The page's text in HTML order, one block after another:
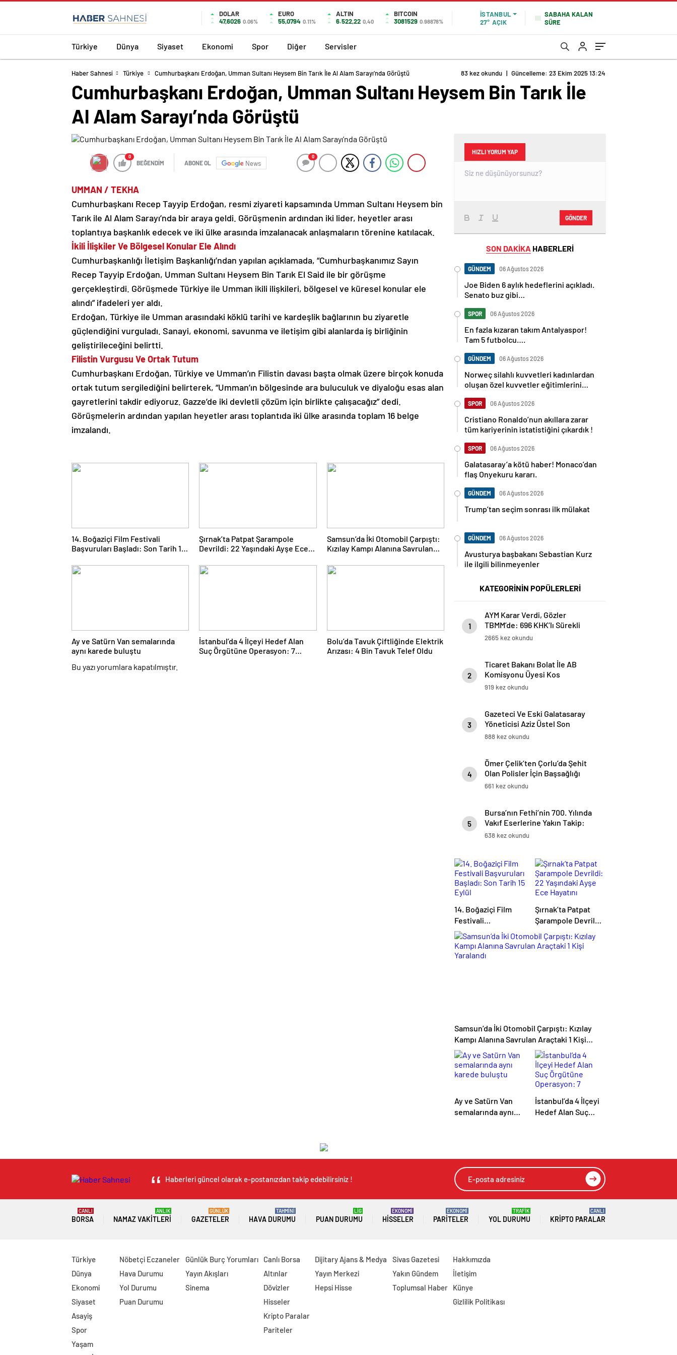
DOLAR
47,6026 0.06%
EURO
55,0794 0.11%
ALTIN
6.522,22 0,40
BITCOIN
3081529 0.98878%
İSTANBUL
27° AÇIK
SABAHA KALAN
SÜRE
Türkiye Dünya Siyaset Ekonomi Spor Diğer Servisler
Haber Sahnesi Türkiye Cumhurbaşkanı Erdoğan, Umman Sultanı Heysem Bin Tarık İle Al Alam Sarayı’nda Görüştü 83 kez okundu | Güncelleme: 23 Ekim 2025 13:24
Cumhurbaşkanı Erdoğan, Umman Sultanı Heysem Bin Tarık İle
Al Alam Sarayı’nda Görüştü
0
BEĞENDİM ABONE OL News
0
UMMAN / TEKHA
Cumhurbaşkanı Recep Tayyip Erdoğan, resmi ziyareti kapsamında Umman Sultanı Heysem bin
Tarık ile Al Alam Sarayı’nda bir araya geldi. Görüşmenin ardından iki lider, heyetler arası
toplantıya başkanlık edecek ve iki ülke arasında imzalanacak anlaşmaların törenine katılacak.
İkili İlişkiler Ve Bölgesel Konular Ele Alındı
Cumhurbaşkanlığı İletişim Başkanlığı’ndan yapılan açıklamada, “Cumhurbaşkanımız Sayın
Recep Tayyip Erdoğan, Umman Sultanı Heysem Bin Tarık El Said ile bir görüşme
gerçekleştirdi. Görüşmede Türkiye ile Umman ikili ilişkileri, bölgesel ve küresel konular ele
alındı” ifadeleri yer aldı.
Erdoğan, Türkiye ile Umman arasındaki köklü tarihi ve kardeşlik bağlarının bu ziyaretle
güçlendiğini vurguladı. Sanayi, ekonomi, savunma ve iletişim gibi alanlarda iş birliğinin
geliştirileceğini belirtti.
Filistin Vurgusu Ve Ortak Tutum
Cumhurbaşkanı Erdoğan, Türkiye ve Umman’ın Filistin davası başta olmak üzere birçok konuda
ortak tutum sergilediğini belirterek, “Umman’ın bölgesinde ara buluculuk ve diyaloğu esas alan
gayretlerini takdir ediyoruz. Gazze’de iki devletli çözüm için birlikte çalışacağız” dedi.
Görüşmelerin ardından yapılan heyetler arası toplantıda iki ülke arasında toplam 16 belge
imzalandı.
14. Boğaziçi Film Festivali
Başvuruları Başladı: Son Tarih 15
Şırnak’ta Patpat Şarampole
Devrildi: 22 Yaşındaki Ayşe Ece
Samsun’da İki Otomobil Çarpıştı:
Kızılay Kampı Alanına Savrulan
Ay ve Satürn Van semalarında
aynı karede buluştu
İstanbul’da 4 İlçeyi Hedef Alan
Suç Örgütüne Operasyon: 7
Bolu’da Tavuk Çiftliğinde Elektrik
Arızası: 4 Bin Tavuk Telef Oldu
Bu yazı yorumlara kapatılmıştır.
HIZLI YORUM YAP
GÖNDER
SON DAKİKA HABERLERİ
GÜNDEM 06 Ağustos 2026
Joe Biden 6 aylık hedeflerini açıkladı.
Senato buz gibi…
SPOR 06 Ağustos 2026
En fazla kızaran takım Antalyaspor!
Tam 5 futbolcu….
GÜNDEM 06 Ağustos 2026
Norweç silahlı kuvvetleri kadınlardan
oluşan özel kuvvetler eğitimlerini
SPOR 06 Ağustos 2026
Cristiano Ronaldo’nun akıllara zarar
tüm kariyerinin istatistiğini çıkardık !
SPOR 06 Ağustos 2026
Galatasaray’a kötü haber! Monaco’dan
flaş Onyekuru kararı.
GÜNDEM 06 Ağustos 2026
Trump’tan seçim sonrası ilk mülakat
GÜNDEM 06 Ağustos 2026
Avusturya başbakanı Sebastian Kurz
ile ilgili bilinmeyenler
KATEGORİNİN POPÜLERLERİ
1
AYM Karar Verdi, Gözler
TBMM’de: 696 KHK’lı Sürekli
İşçiler Tayin Düzenlemesini
2665 kez okundu
2
Ticaret Bakanı Bolat İle AB
Komisyonu Üyesi Kos
Brüksel’de Bir Araya Geldi
919 kez okundu
3
Gazeteci Ve Eski Galatasaray
Yöneticisi Aziz Üstel Son
Yolculuğuna Uğurlandı
888 kez okundu
4
Ömer Çelik’ten Çorlu’da Şehit
Olan Polisler İçin Başsağlığı
Mesajı
661 kez okundu
5
Bursa’nın Fethi’nin 700. Yılında
Vakıf Eserlerine Yakın Takip:
Sinan Aksu Bursa ve Bilecik’te
638 kez okundu
14. Boğaziçi Film
Festivali
Başvuruları Başladı:
Son Tarih 15 Eylül
Şırnak’ta Patpat
Şarampole Devrildi:
22 Yaşındaki Ayşe
Ece Hayatını
Kaybetti, 3 Yaralı
Samsun’da İki Otomobil Çarpıştı: Kızılay
Kampı Alanına Savrulan Araçtaki 1 Kişi
Yaralandı
Ay ve Satürn Van
semalarında aynı
İstanbul’da 4 İlçeyi
Hedef Alan Suç
Haberleri güncel olarak e-postanızdan takip edebilirsiniz !
BORSA
CANLI
NAMAZ VAKITLERI
ANLIK
GAZETELER
GÜNLÜK
HAVA DURUMU
TAHMİNİ
PUAN DURUMU
LİG
HISSELER
EKONOMİ
PARITELER
EKONOMİ
YOL DURUMU
TRAFİK
KRIPTO PARALAR
CANLI
Türkiye
Dünya
Ekonomi
Siyaset
Asayiş
Spor
Yaşam
Nöbetçi Eczaneler
Hava Durumu
Yol Durumu
Puan Durumu
Günlük Burç Yorumları
Yayın Akışları
Sinema
Canlı Borsa
Altınlar
Dövizler
Hisseler
Kripto Paralar
Pariteler
Dijitary Ajans & Medya
Yayın Merkezi
Hepsi Hisse
Sivas Gazetesi
Yakın Gündem
Toplumsal Haber
Hakkımızda
İletişim
Künye
Gizlilik Politikası